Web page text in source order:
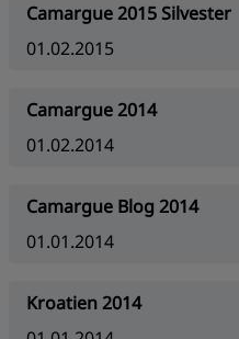
Camargue 2015 Silvester
01.02.2015
Camargue 2014
01.02.2014
Camargue Blog 2014
01.01.2014
Kroatien 2014